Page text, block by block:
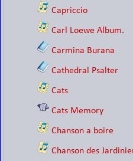
Capriccio
Carl Loewe Album.
Carmina Burana
Cathedral Psalter
Cats
Cats Memory
Chanson a boire
Chanson des